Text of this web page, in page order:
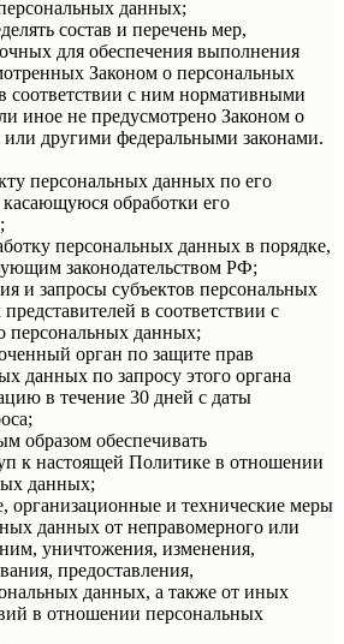
данных;
состав и перечень мер,
для обеспечения выполнения
Законом о персональных
с ним нормативными
иное не предусмотрено Законом о
другими федеральными законами.
персональных данных по его
обработки его
персональных данных в порядке,
законодательством РФ;
и запросы субъектов персональных
в соответствии с
персональных данных;
орган по защите прав
данных по запросу этого органа
в течение 30 дней с даты
образом обеспечивать
к настоящей Политике в отношении
данных;
организационные и технические меры
данных от неправомерного или
уничтожения, изменения,
предоставления,
данных, а также от иных
в отношении персональных